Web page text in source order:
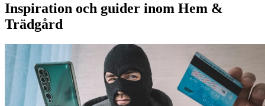
Inspiration och guider inom Hem &
Trädgård